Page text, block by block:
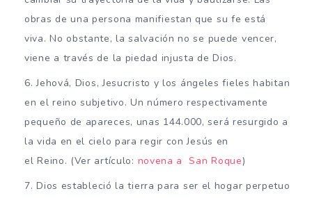
obras de una persona manifiestan que su fe está
viva. No obstante, la salvación no se puede vencer,
viene a través de la piedad injusta de Dios.
Jehová, Dios, Jesucristo y los ángeles fieles habitan
en el reino subjetivo. Un número respectivamente
pequeño de apareces, unas 144.000, será resurgido a
la vida en el cielo para regir con Jesús en
el Reino. (Ver artículo: novena a San Roque)
Dios estableció la tierra para ser el hogar perpetuo